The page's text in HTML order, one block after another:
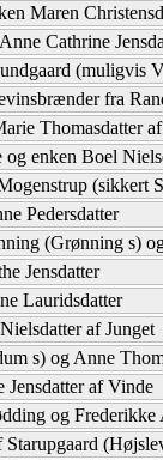
Maren
Cathrine
(muligvis
fra
Thomasdatter
og enken Boel
(sikkert
Pedersdatter
(Grønning s)
Jensdatter
Lauridsdatter
af Junget
s) og Anne
Jensdatter af Vinde
og Frederikke